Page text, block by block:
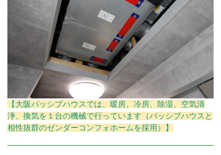
【大阪パッシブハウスでは、暖房、冷房、除湿、空気清
浄、換気を１台の機械で行っています（パッシブハウスと
相性抜群のゼンダーコンフォホームを採用）】